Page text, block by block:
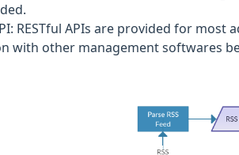
RESTful APIs are provided for
with other management softwares